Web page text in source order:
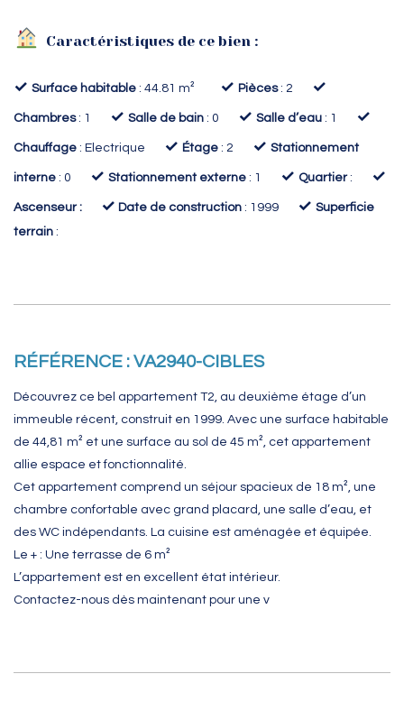
Caractéristiques de ce bien :
✓ Surface habitable : 44.81 m² ✓ Pièces: 2 ✓
Chambres: 1 ✓ Salle de bain : 0 ✓ Salle d’eau : 1 ✓
Chauffage : Electrique ✓ Étage : 2 ✓ Stationnement
interne : 0 ✓ Stationnement externe : 1 ✓ Quartier: ✓
Ascenseur : ✓ Date de construction : 1999 ✓ Superficie
terrain :
RÉFÉRENCE : VA2940-CIBLES
Découvrez ce bel appartement T2, au deuxième étage d’un
immeuble récent, construit en 1999. Avec une surface habitable
de 44,81 m² et une surface au sol de 45 m², cet appartement
allie espace et fonctionnalité.
Cet appartement comprend un séjour spacieux de 18 m², une
chambre confortable avec grand placard, une salle d’eau, et
des WC indépendants. La cuisine est aménagée et équipée.
Le + : Une terrasse de 6 m²
L’appartement est en excellent état intérieur.
Contactez-nous dès maintenant pour une v